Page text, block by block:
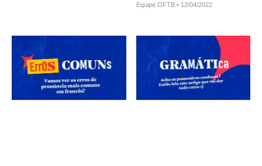
Equipe OFTB 12/04/2022